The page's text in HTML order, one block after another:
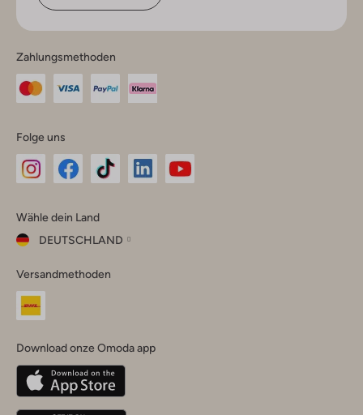
Zahlungsmethoden
Folge uns
Instagram
Facebook
TikTok
Wähle dein Land
DEUTSCHLAND
dein
Land
Belgique(Français)
Deutschland
Versandmethoden
Download onze Omoda app